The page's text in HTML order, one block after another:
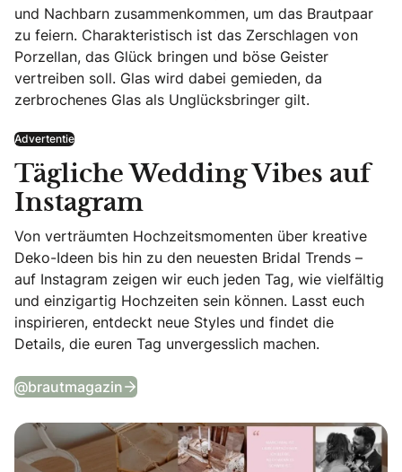
und Nachbarn zusammenkommen, um das Brautpaar
zu feiern. Charakteristisch ist das Zerschlagen von
Porzellan, das Glück bringen und böse Geister
vertreiben soll. Glas wird dabei gemieden, da
zerbrochenes Glas als Unglücksbringer gilt.
Advertentie
Tägliche Wedding Vibes auf
Instagram
Von verträumten Hochzeitsmomenten über kreative
Deko-Ideen bis hin zu den neuesten Bridal Trends –
auf Instagram zeigen wir euch jeden Tag, wie vielfältig
und einzigartig Hochzeiten sein können. Lasst euch
inspirieren, entdeckt neue Styles und findet die
Details, die euren Tag unvergesslich machen.
@brautmagazin Tägliche Wedding Vibes auf Instagram